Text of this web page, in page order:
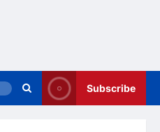
Subscribe